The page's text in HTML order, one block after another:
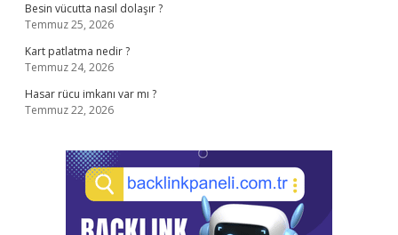
Besin vücutta nasıl dolaşır ?
Temmuz 25, 2026
Kart patlatma nedir ?
Temmuz 24, 2026
Hasar rücu imkanı var mı ?
Temmuz 22, 2026